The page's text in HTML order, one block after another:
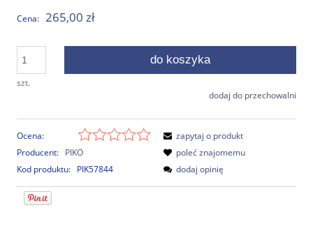
Cena: 265,00 zł
szt.
do koszyka
dodaj do przechowalni
Ocena:
Producent: PIKO
Kod produktu: PIK57844
zapytaj o produkt
poleć znajomemu
dodaj opinię